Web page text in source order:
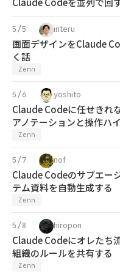
5/5 interu
画面デザインをClaude
く話
Zenn
5/6 yoshito
Claude Codeに任せきれ
アノテーションと操作ハ
Zenn
5/7 nof
Claude Codeのサブエー
テム資料を自動生成する
Zenn
5/8 hiropon
Claude Codeにオレたち
組織のルールを共有する
Zenn